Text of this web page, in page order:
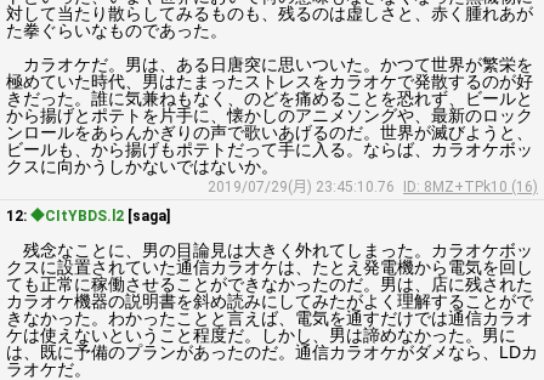
対して当たり散らしてみるものも、残るのは虚しさと、赤く腫れあが
た拳ぐらいなものであった。
カラオケだ。男は、ある日唐突に思いついた。かつて世界が繁栄を
極めていた時代、男はたまったストレスをカラオケで発散するのが好
きだった。誰に気兼ねもなく、のどを痛めることを恐れず、ビールと
から揚げとポテトを片手に、懐かしのアニメソングや、最新のロック
ンロールをあらんかぎりの声で歌いあげるのだ。世界が滅びようと、
ビールも、から揚げもポテトだって手に入る。ならば、カラオケボッ
クスに向かうしかないではないか。
2019/07/29(月) 23:45:10.76
ID: 8MZ+TPk10 (16)
12: ◆CItYBDS.l2 [saga]
残念なことに、男の目論見は大きく外れてしまった。カラオケボッ
クスに設置されていた通信カラオケは、たとえ発電機から電気を回し
ても正常に稼働させることができなかったのだ。男は、店に残された
カラオケ機器の説明書を斜め読みにしてみたがよく理解することがで
きなかった。わかったことと言えば、電気を通すだけでは通信カラオ
ケは使えないということ程度だ。しかし、男は諦めなかった。男に
は、既に予備のプランがあったのだ。通信カラオケがダメなら、LDカ
ラオケだ。